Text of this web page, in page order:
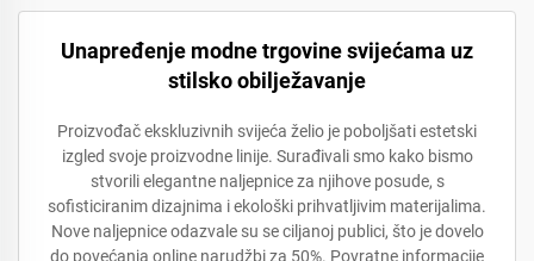
Unapređenje modne trgovine svijećama uz
stilsko obilježavanje
Proizvođač ekskluzivnih svijeća želio je poboljšati estetski
izgled svoje proizvodne linije. Surađivali smo kako bismo
stvorili elegantne naljepnice za njihove posude, s
sofisticiranim dizajnima i ekološki prihvatljivim materijalima.
Nove naljepnice odazvale su se ciljanoj publici, što je dovelo
do povećanja online narudžbi za 50%. Povratne informacije